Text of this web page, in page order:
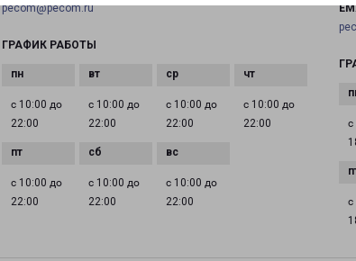
pecom@pecom.ru
ГРАФИК РАБОТЫ
с 10:00 до
22:00
с 10:00 до
22:00
с 10:00 до
22:00
с 10:00 до
22:00
с 10:00 до
22:00
с 10:00 до
22:00
с 10:00 до
22:00
с
с